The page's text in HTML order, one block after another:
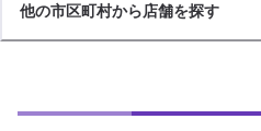
他の市区町村から店舗を探す